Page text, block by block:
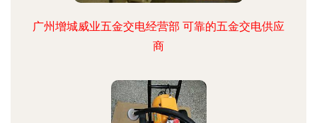
广州增城威业五金交电经营部 可靠的五金交电供应
商